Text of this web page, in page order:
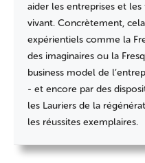
aider les entreprises et
vivant. Concrètement,
expérientiels comme la
des imaginaires ou la
business model de
- et encore par des
les Lauriers de la
les réussites exemplaires.